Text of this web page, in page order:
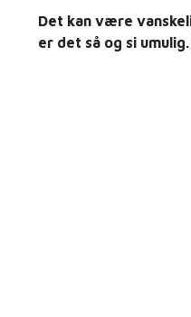
Det kan være
er det så og si